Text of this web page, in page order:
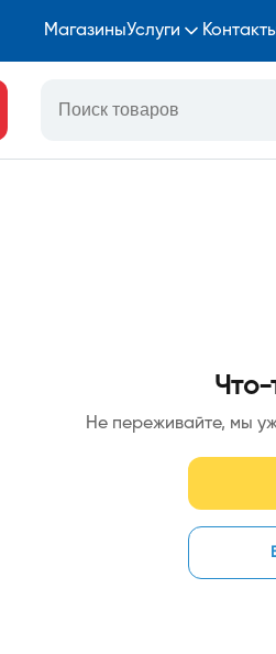
МагазиныУслуги
Что-
Не переживайте, мы